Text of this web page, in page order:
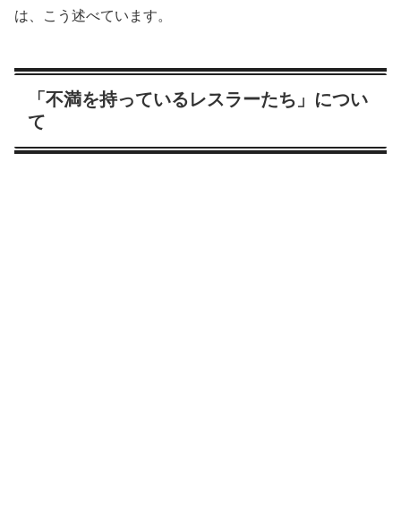
は、こう述べています。
「不満を持っているレスラーたち」につい
て